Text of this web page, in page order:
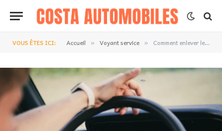
VOUS ÊTES ICI: Accueil » Voyant service » Comment enlever le voyant de service sur la Renault Twizy ?